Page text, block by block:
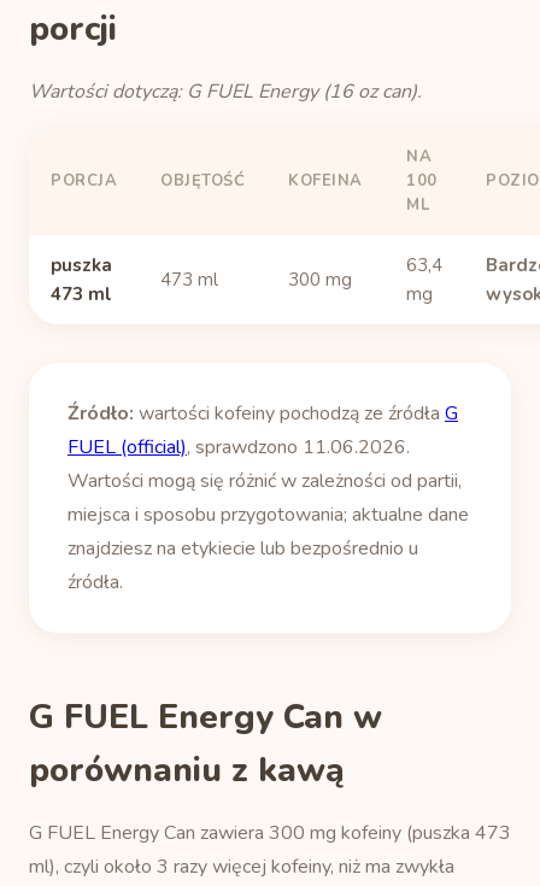
porcji
Wartości dotyczą: G FUEL Energy (16 oz can).
PORCJA OBJĘTOŚĆ KOFEINA
NA
100
ML
puszka
473 ml
473 ml 300 mg
63,4
mg
Źródło: wartości kofeiny pochodzą ze źródła G
FUEL (official), sprawdzono 11.06.2026.
Wartości mogą się różnić w zależności od partii,
miejsca i sposobu przygotowania; aktualne dane
znajdziesz na etykiecie lub bezpośrednio u
źródła.
G FUEL Energy Can w
porównaniu z kawą
G FUEL Energy Can zawiera 300 mg kofeiny (puszka 473
ml), czyli około 3 razy więcej kofeiny, niż ma zwykła